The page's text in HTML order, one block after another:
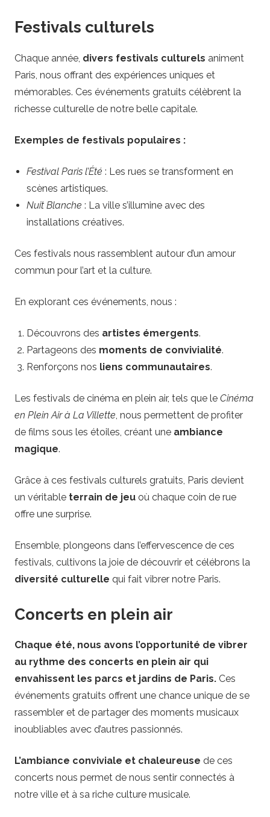
Festivals culturels
Chaque année, divers festivals culturels animent
Paris, nous offrant des expériences uniques et
mémorables. Ces événements gratuits célèbrent la
richesse culturelle de notre belle capitale.
Exemples de festivals populaires :
Festival Paris l’Été : Les rues se transforment en
scènes artistiques.
Nuit Blanche : La ville s’illumine avec des
installations créatives.
Ces festivals nous rassemblent autour d’un amour
commun pour l’art et la culture.
En explorant ces événements, nous :
Découvrons des artistes émergents.
Partageons des moments de convivialité.
Renforçons nos liens communautaires.
Les festivals de cinéma en plein air, tels que le Cinéma
en Plein Air à La Villette , nous permettent de profiter
de films sous les étoiles, créant une ambiance
magique.
Grâce à ces festivals culturels gratuits, Paris devient
un véritable terrain de jeu où chaque coin de rue
offre une surprise.
Ensemble, plongeons dans l’effervescence de ces
festivals, cultivons la joie de découvrir et célébrons la
diversité culturelle qui fait vibrer notre Paris.
Concerts en plein air
Chaque été, nous avons l’opportunité de vibrer
au rythme des concerts en plein air qui
envahissent les parcs et jardins de Paris. Ces
événements gratuits offrent une chance unique de se
rassembler et de partager des moments musicaux
inoubliables avec d’autres passionnés.
L’ambiance conviviale et chaleureuse de ces
concerts nous permet de nous sentir connectés à
notre ville et à sa riche culture musicale.